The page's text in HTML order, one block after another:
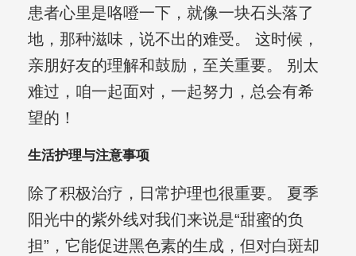
患者心里是咯噔一下，就像一块石头落了
地，那种滋味，说不出的难受。 这时候，
亲朋好友的理解和鼓励，至关重要。 别太
难过，咱一起面对，一起努力，总会有希
望的！
生活护理与注意事项
除了积极治疗，日常护理也很重要。 夏季
阳光中的紫外线对我们来说是“甜蜜的负
担”，它能促进黑色素的生成，但对白斑却